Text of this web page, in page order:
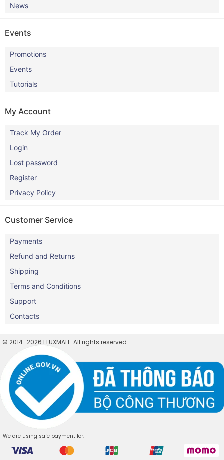
News
Events
Promotions
Events
Tutorials
My Account
Track My Order
Login
Lost password
Register
Privacy Policy
Customer Service
Payments
Refund and Returns
Shipping
Terms and Conditions
Support
Contacts
© 2014–2026 FLUXMALL. All rights reserved.
We are using safe payment for: